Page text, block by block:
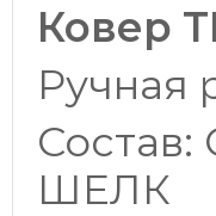
Ковер
Ручная
ШЕЛК